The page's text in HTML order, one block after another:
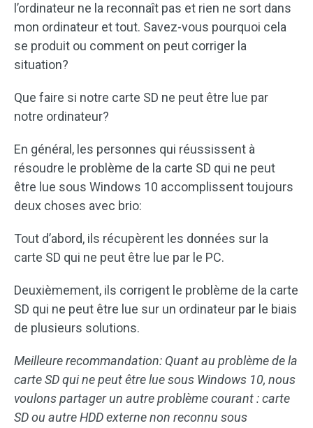
l’ordinateur ne la reconnaît pas et rien ne sort dans
mon ordinateur et tout. Savez-vous pourquoi cela
se produit ou comment on peut corriger la
situation?
Que faire si notre carte SD ne peut être lue par
notre ordinateur?
En général, les personnes qui réussissent à
résoudre le problème de la carte SD qui ne peut
être lue sous Windows 10 accomplissent toujours
deux choses avec brio:
Tout d’abord, ils récupèrent les données sur la
carte SD qui ne peut être lue par le PC.
Deuxièmement, ils corrigent le problème de la carte
SD qui ne peut être lue sur un ordinateur par le biais
de plusieurs solutions.
Meilleure recommandation: Quant au problème de la
carte SD qui ne peut être lue sous Windows 10, nous
voulons partager un autre problème courant : carte
SD ou autre HDD externe non reconnu sous